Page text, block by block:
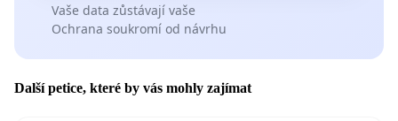
Vaše data zůstávají vaše
Ochrana soukromí od návrhu
Další petice, které by vás mohly zajímat